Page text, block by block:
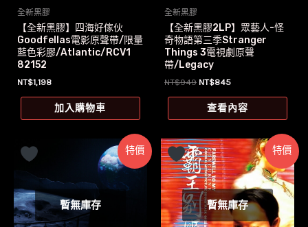
全新黑膠
【全新黑膠】四海好傢伙
Goodfellas電影原聲帶/限量
藍色彩膠/Atlantic/RCV1
82152
NT$1,198
加入購物車
全新黑膠
【全新黑膠2LP】眾藝人-怪
奇物語第三季Stranger
Things 3電視劇原聲
帶/Legacy
NT$949 原
格：
NT$845目
價
格：
查看內容
特價
暫無庫存
特價
暫無庫存